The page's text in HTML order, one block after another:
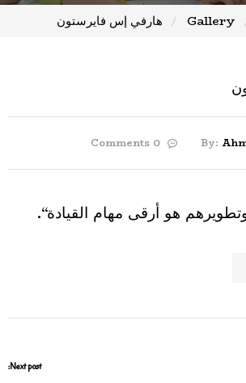
Gallery هارفي إس فايرستون
By:
هو أرقى مهام القيادة“.
Next post: